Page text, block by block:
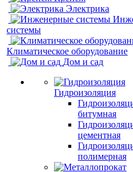
Электрика
системы
Климатическое оборудование
Дом и сад
Гидроизоляция
битумная
цементная
полимерная